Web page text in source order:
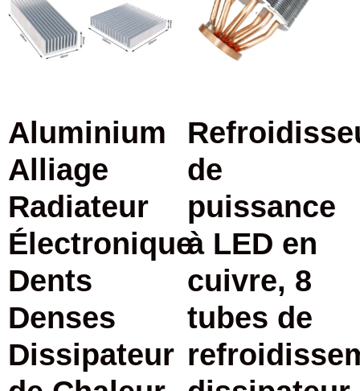
Aluminium
Alliage
Radiateur
Électronique
Dents
Denses
Dissipateur
de
puissance
à LED en
cuivre, 8
tubes de